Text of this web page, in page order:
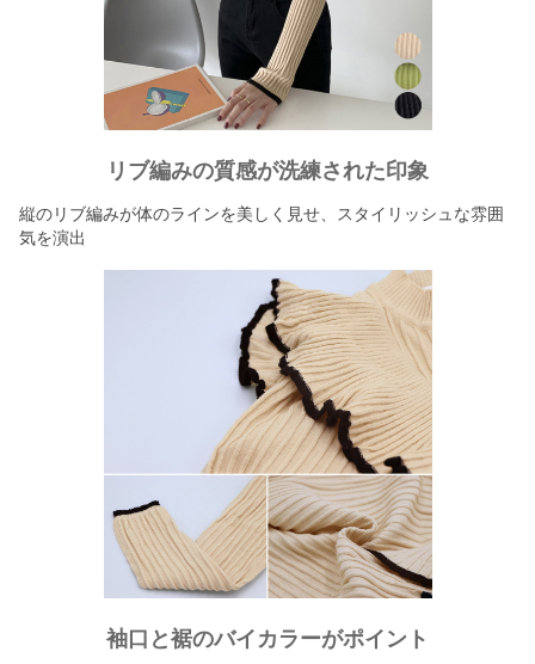
リブ編みの質感が洗練された印象
縦のリブ編みが体のラインを美しく見せ、スタイリッシュな雰囲
気を演出
袖口と裾のバイカラーがポイント